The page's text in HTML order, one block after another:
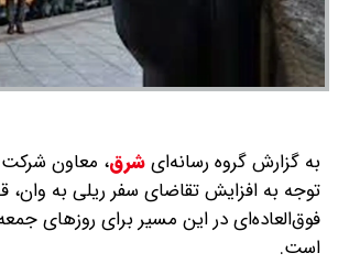
به گزارش گروه رسانه‌ایشرق، معاون شرکت
توجه به افزایش تقاضای سفر ریلی به وان،
فوق‌العاده‌ای در این مسیر برای روزهای
است.